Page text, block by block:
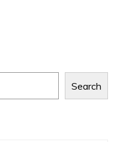
Search